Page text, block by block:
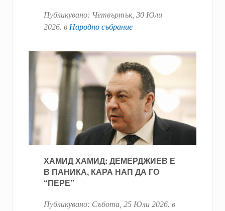
Публикувано: Четвъртък, 30 Юли
2026. в Народно събрание
ХАМИД ХАМИД: ДЕМЕРДЖИЕВ Е
В ПАНИКА, КАРА НАП ДА ГО
“ПЕРЕ”
Публикувано: Събота, 25 Юли 2026. в